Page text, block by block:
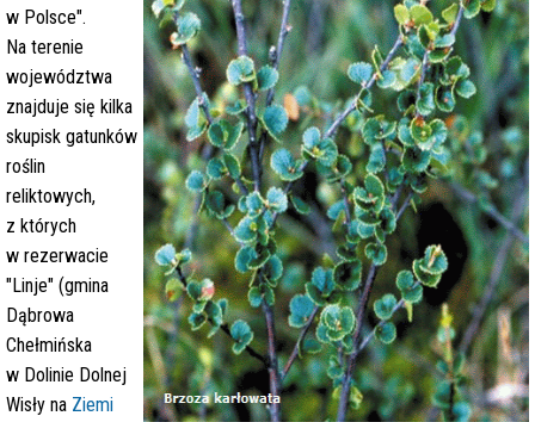
w Polsce".
Na terenie
województwa
znajduje się kilka
skupisk gatunków
roślin
reliktowych,
z których
w rezerwacie
"Linje" (gmina
Dąbrowa
Chełmińska
w Dolinie Dolnej
Wisły na Ziemi